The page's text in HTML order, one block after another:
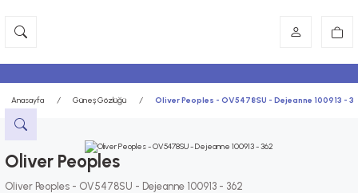
Anasayfa Güneş Gözlüğü Oliver Peoples - OV5478SU - Dejeanne 100913 -
Oliver Peoples
Oliver Peoples - OV5478SU - Dejeanne 100913 - 362